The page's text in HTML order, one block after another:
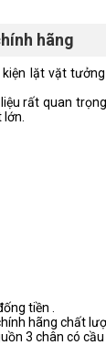
hãng
kiện lặt vặt
rất quan
tiền .
hãng chất
3 chân có